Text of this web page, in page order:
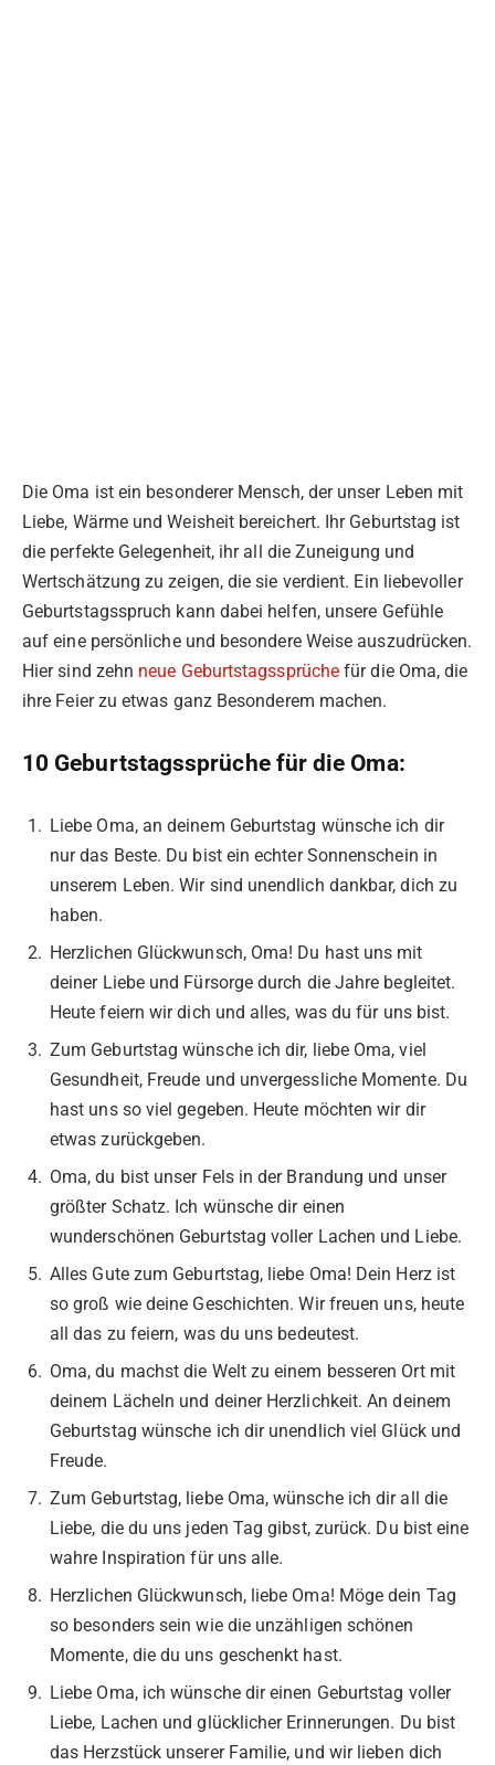
Die Oma ist ein besonderer Mensch, der unser Leben mit
Liebe, Wärme und Weisheit bereichert. Ihr Geburtstag ist
die perfekte Gelegenheit, ihr all die Zuneigung und
Wertschätzung zu zeigen, die sie verdient. Ein liebevoller
Geburtstagsspruch kann dabei helfen, unsere Gefühle
auf eine persönliche und besondere Weise auszudrücken.
Hier sind zehn neue Geburtstagssprüche für die Oma, die
ihre Feier zu etwas ganz Besonderem machen.
10 Geburtstagssprüche für die Oma:
Liebe Oma, an deinem Geburtstag wünsche ich dir
nur das Beste. Du bist ein echter Sonnenschein in
unserem Leben. Wir sind unendlich dankbar, dich zu
haben.
Herzlichen Glückwunsch, Oma! Du hast uns mit
deiner Liebe und Fürsorge durch die Jahre begleitet.
Heute feiern wir dich und alles, was du für uns bist.
Zum Geburtstag wünsche ich dir, liebe Oma, viel
Gesundheit, Freude und unvergessliche Momente. Du
hast uns so viel gegeben. Heute möchten wir dir
etwas zurückgeben.
Oma, du bist unser Fels in der Brandung und unser
größter Schatz. Ich wünsche dir einen
wunderschönen Geburtstag voller Lachen und Liebe.
Alles Gute zum Geburtstag, liebe Oma! Dein Herz ist
so groß wie deine Geschichten. Wir freuen uns, heute
all das zu feiern, was du uns bedeutest.
Oma, du machst die Welt zu einem besseren Ort mit
deinem Lächeln und deiner Herzlichkeit. An deinem
Geburtstag wünsche ich dir unendlich viel Glück und
Freude.
Zum Geburtstag, liebe Oma, wünsche ich dir all die
Liebe, die du uns jeden Tag gibst, zurück. Du bist eine
wahre Inspiration für uns alle.
Herzlichen Glückwunsch, liebe Oma! Möge dein Tag
so besonders sein wie die unzähligen schönen
Momente, die du uns geschenkt hast.
Liebe Oma, ich wünsche dir einen Geburtstag voller
Liebe, Lachen und glücklicher Erinnerungen. Du bist
das Herzstück unserer Familie, und wir lieben dich